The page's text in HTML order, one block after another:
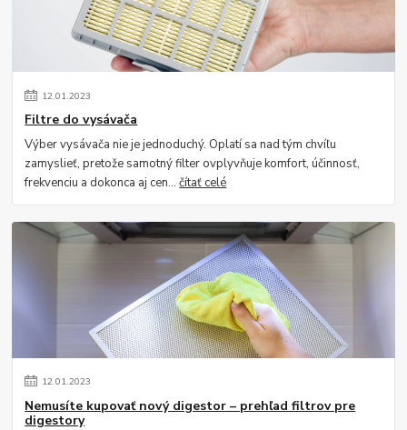
12.01.2023
Filtre do vysávača
Výber vysávača nie je jednoduchý. Oplatí sa nad tým chvíľu
zamyslieť, pretože samotný filter ovplyvňuje komfort, účinnosť,
frekvenciu a dokonca aj cen...čítať celé
12.01.2023
Nemusíte kupovať nový digestor – prehľad filtrov pre
digestory